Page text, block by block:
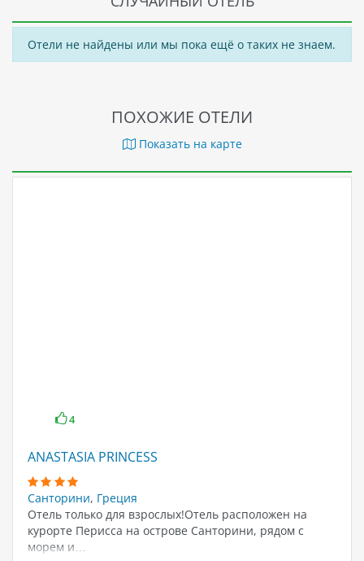
Отели не найдены или мы пока ещё о таких не знаем.
ПОХОЖИЕ ОТЕЛИ
Показать на карте
4
ANASTASIA PRINCESS
Санторини, Греция
Отель только для взрослых!Отель расположен на
курорте Перисса на острове Санторини, рядом с
морем и…